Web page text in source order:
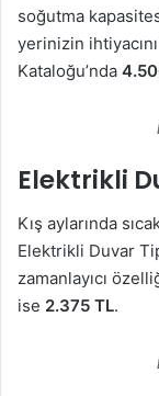
soğutma
yerinizin
Kataloğu’nda
Elektrikli
Kış aylarında
Elektrikli Duvar
zamanlayıcı
ise 2.375 TL.